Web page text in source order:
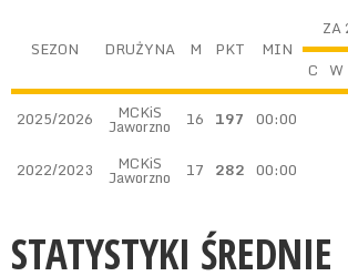
SEZON DRUŻYNA M PKT MIN
ZA
C W
2025/2026
MCKiS
Jaworzno 16 197 00:00
2022/2023 MCKiS
Jaworzno 17 282 00:00
STATYSTYKI ŚREDNIE